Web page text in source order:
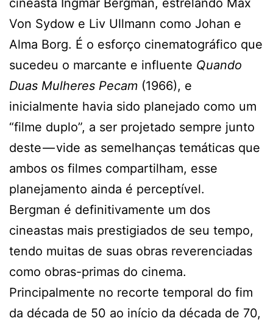
cineasta Ingmar Bergman, estrelando Max
Von Sydow e Liv Ullmann como Johan e
Alma Borg. É o esforço cinematográfico que
sucedeu o marcante e influente Quando
Duas Mulheres Pecam (1966), e
inicialmente havia sido planejado como um
“filme duplo”, a ser projetado sempre junto
deste — vide as semelhanças temáticas que
ambos os filmes compartilham, esse
planejamento ainda é perceptível.
Bergman é definitivamente um dos
cineastas mais prestigiados de seu tempo,
tendo muitas de suas obras reverenciadas
como obras-primas do cinema.
Principalmente no recorte temporal do fim
da década de 50 ao início da década de 70,